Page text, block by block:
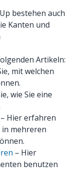
bestehen auch
Kanten und
Artikeln:
mit welchen
wie Sie eine
– Hier erfahren
in mehreren
– Hier
benutzen